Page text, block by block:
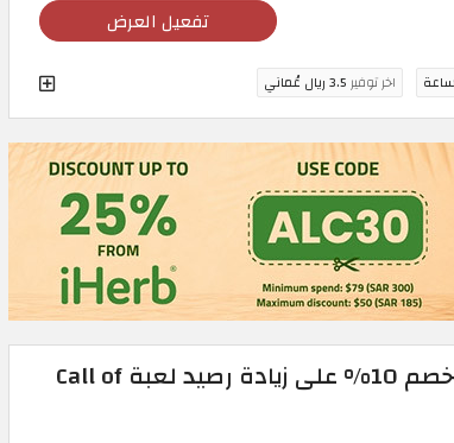
تفعيل العرض
اخر توفير3.5 ريال عُماني
عروض كودا شوب 2026 | خصم 10% على زيادة رصيد لعبة Call of